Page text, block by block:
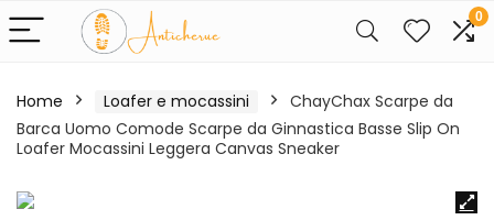
0
Home Loafer e mocassini
ChayChax Scarpe da
Barca Uomo Comode Scarpe da Ginnastica Basse Slip On
Loafer Mocassini Leggera Canvas Sneaker